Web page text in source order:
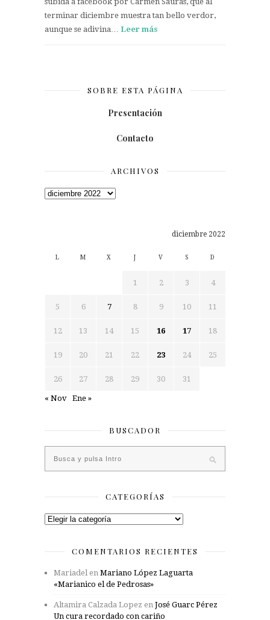
terminar diciembre muestra tan bello verdor,
aunque se adivina… Leer más
SOBRE ESTA PÁGINA
Presentación
Contacto
ARCHIVOS
Archivos
diciembre 2022
L M X J V S D
1 2 3 4
5 6 7 8 9 10 11
12 13 14 15 16 17 18
19 20 21 22 23 24 25
26 27 28 29 30 31
« Nov Ene »
BUSCADOR
CATEGORÍAS
Categorías
COMENTARIOS RECIENTES
Mariadelen Mariano López Laguarta
«Marianico el de Pedrosas»
Altamira Calzada Lopez en José Guarc Pérez
Un cura recordado con cariño